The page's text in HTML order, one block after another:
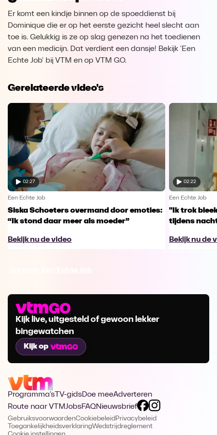
Er komt een kindje binnen op de spoeddienst bij
Dominique die er op het eerste gezicht heel slecht aan
toe is. Gelukkig is ze op slag genezen na het toedienen
van een medicijn. Dat verdient een dansje! Bekijk 'Een
Echte Job' bij VTM en op VTM GO.
Gerelateerde video's
02:27
Een Echte Job
Siska Schoeters overmand door emoties:
“Ik stond daar meer als moeder”
Bekijk nu de video
02:22
Een Echte Job
"Ik trok
tijdens
Bekijk nu de
Kijk live, uitgesteld of gewoon lekker
bingewatchen
Kijk op
Programma's TV-gidsDoe meeAdverteren
Route naar VTMJobsFAQNieuwsbrief
GebruiksvoorwaardenCookiebeleid Privacybeleid
ToegankelijkheidsverklaringWedstrijdreglement